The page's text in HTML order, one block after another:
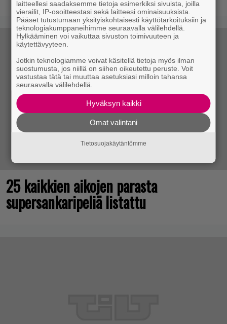
25 kaikkien aikojen parasta
supersankaripeliä listattu
laitteellesi saadaksemme tietoja esimerkiksi sivuista, joilla
vierailit, IP-osoitteestasi sekä laitteesi ominaisuuksista.
Pääset tutustumaan yksityiskohtaisesti käyttötarkoituksiin ja
teknologiakumppaneihimme seuraavalla välilehdellä.
Hylkääminen voi vaikuttaa sivuston toimivuuteen ja
käytettävyyteen.
Jotkin teknologiamme voivat käsitellä tietoja myös ilman
suostumusta, jos niillä on siihen oikeutettu peruste. Voit
vastustaa tätä tai muuttaa asetuksiasi milloin tahansa
seuraavalla välilehdellä.
Hyväksyn kaikki
Omat valintani
Tietosuojakäytäntömme